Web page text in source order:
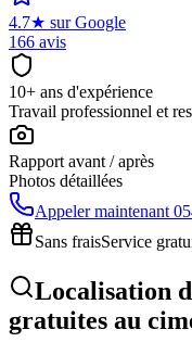
4.7★ sur Google
166 avis
10+ ans d'expérience
Travail professionnel et
Rapport avant / après
Photos détaillées
Appeler maintenant
Sans fraisService
Localisation
gratuites au